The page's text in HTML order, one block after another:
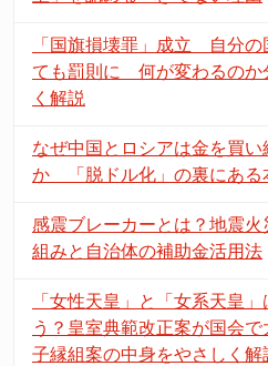
「国旗損壊罪」成立 自分の
ても罰則に 何が変わるのか
く解説
なぜ中国とロシアは金を買い
か 「脱ドル化」の裏にある
感震ブレーカーとは？地震火
組みと自治体の補助金活用法
「女性天皇」と「女系天皇
う？皇室典範改正案が国会で
子縁組案の中身をやさしく解